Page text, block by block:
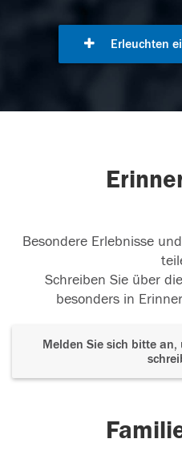
Erleuchten
Besondere Erlebnisse
Schreiben Sie über
besonders in
Melden Sie sich bitte